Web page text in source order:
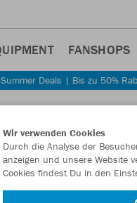
FANSHOPS
Summer Deals | Bis zu 50%
Wir verwenden Cookies
Durch die Analyse der
anzeigen und unsere Website
Cookies findest Du in den